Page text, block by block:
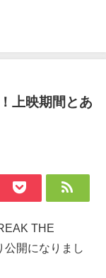
上映期間とあ
THE
開になりまし